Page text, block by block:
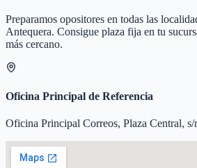
Preparamos opositores en todas las
Antequera. Consigue plaza fija en tu
más cercano.
Oficina Principal de Referencia
Oficina Principal Correos, Plaza Central, s/